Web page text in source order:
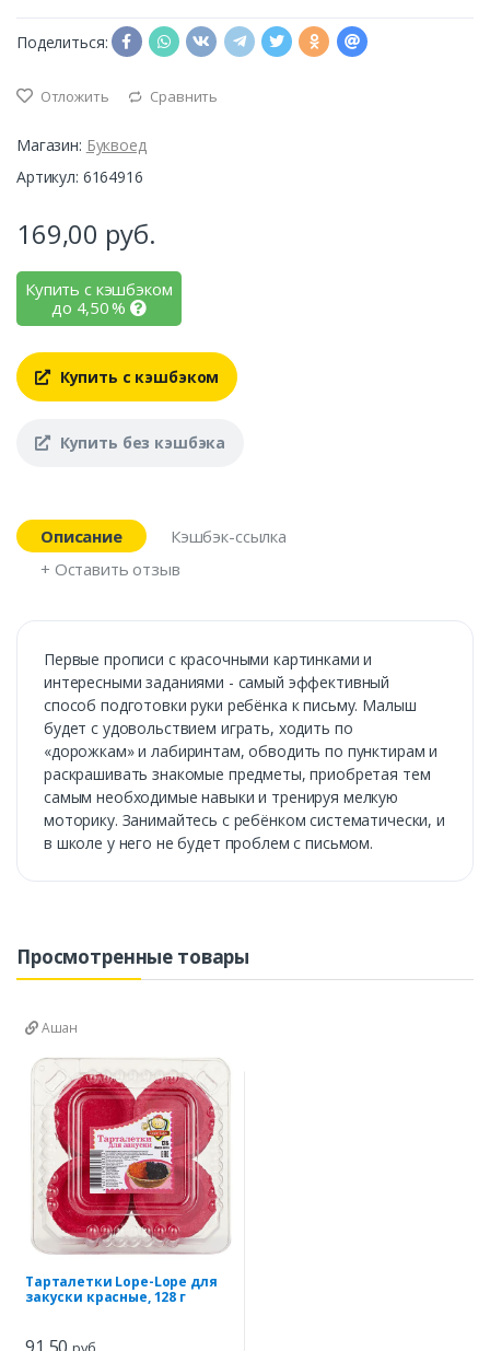
Поделиться:
Отложить Сравнить
Магазин: Буквоед
Артикул: 6164916
169,00 руб.
Купить с кэшбэком
до 4,50%
Купить с кэшбэком
Купить без кэшбэка
Описание
Кэшбэк-ссылка
+ Оставить отзыв
Первые прописи с красочными картинками и
интересными заданиями - самый эффективный
способ подготовки руки ребёнка к письму. Малыш
будет с удовольствием играть, ходить по
«дорожкам» и лабиринтам, обводить по пунктирам и
раскрашивать знакомые предметы, приобретая тем
самым необходимые навыки и тренируя мелкую
моторику. Занимайтесь с ребёнком систематически, и
в школе у него не будет проблем с письмом.
Просмотренные товары
Ашан
Тарталетки Lope-Lope для
закуски красные, 128 г